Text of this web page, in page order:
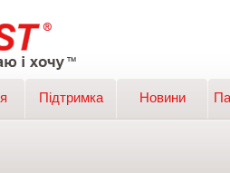
Підтримка Новини